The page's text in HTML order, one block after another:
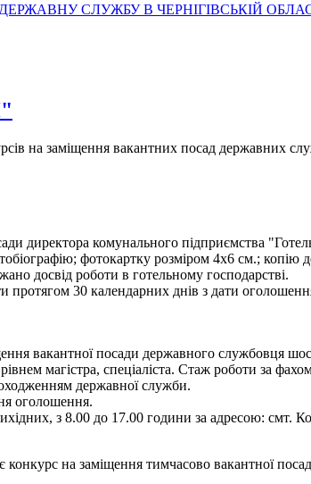
СЛУЖБУ В ЧЕРНІГІВСЬКІЙ
на заміщення вакантних посад державних
директора комунального підприємства
фотокартку розміром 4х6 см.; копію
досвід роботи в готельному господарстві.
протягом 30 календарних днів з дати
вакантної посади державного службовця
магістра, спеціаліста. Стаж роботи за
державної служби.
оголошення.
з 8.00 до 17.00 години за адресою: смт.
на заміщення тимчасово вакантної